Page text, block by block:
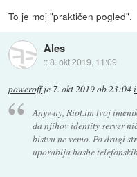
To je moj "praktičen pogled".
Ales
::8. okt 2019, 11:09
poweroffje 7. okt 2019 ob 23:04
Anyway, Riot.im tvoj
da njihov identity server
bistvu ne vemo. Po drugi
uporablja hashe